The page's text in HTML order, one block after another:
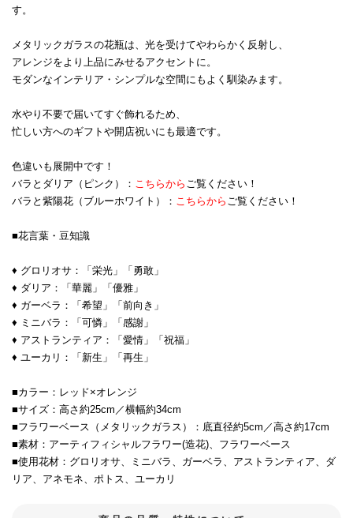
す。
メタリックガラスの花瓶は、光を受けてやわらかく反射し、
アレンジをより上品にみせるアクセントに。
モダンなインテリア・シンプルな空間にもよく馴染みます。
水やり不要で届いてすぐ飾れるため、
忙しい方へのギフトや開店祝いにも最適です。
色違いも展開中です！
バラとダリア（ピンク）： こちらから ご覧ください！
バラと紫陽花（ブルーホワイト）： こちらから ご覧ください！
■花言葉・豆知識
♦ グロリオサ：「栄光」「勇敢」
♦ ダリア：「華麗」「優雅」
♦ ガーベラ：「希望」「前向き」
♦ ミニバラ：「可憐」「感謝」
♦ アストランティア：「愛情」「祝福」
♦ ユーカリ：「新生」「再生」
■カラー：レッド×オレンジ
■サイズ：高さ約25cm／横幅約34cm
■フラワーベース（メタリックガラス）：底直径約5cm／高さ約17cm
■素材：アーティフィシャルフラワー(造花)、フラワーベース
■使用花材：グロリオサ、ミニバラ、ガーベラ、アストランティア、ダ
リア、アネモネ、ポトス、ユーカリ